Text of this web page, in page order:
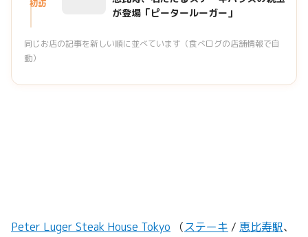
初訪
が登場「ピータールーガー」
同じお店の記事を新しい順に並べています（食べログの店舗情報で自
動）
Peter Luger Steak House Tokyo （ステーキ / 恵比寿駅、